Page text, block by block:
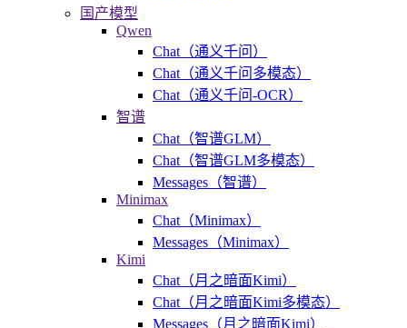
国产模型
Qwen
Chat（通义千问）
Chat（通义千问多模态）
Chat（通义千问-OCR）
智谱
Chat（智谱GLM）
Chat（智谱GLM多模态）
Messages（智谱）
Minimax
Chat（Minimax）
Messages（Minimax）
Kimi
Chat（月之暗面Kimi）
Chat（月之暗面Kimi多模态）
Messages（月之暗面Kimi）